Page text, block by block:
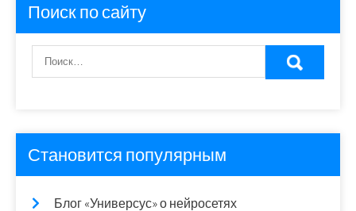
Поиск по сайту
Становится популярным
Блог «Универсус» о нейросетях